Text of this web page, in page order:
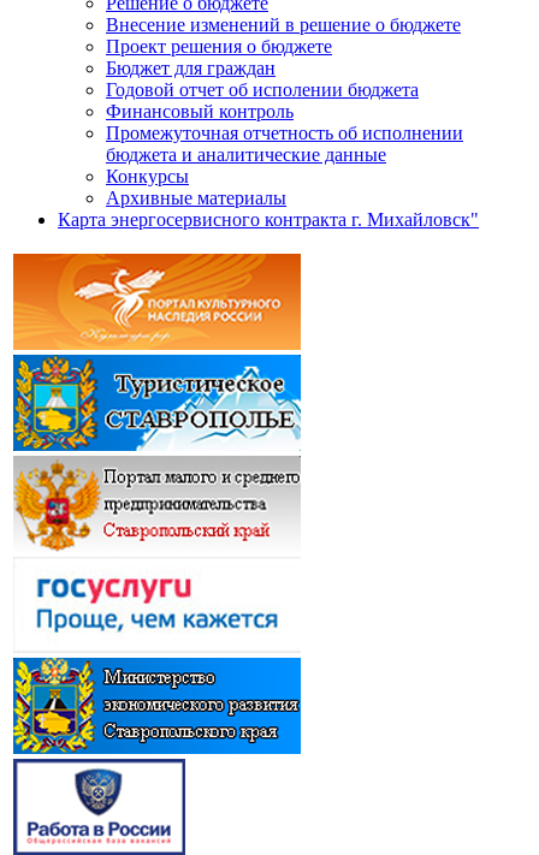
Внесение изменений в решение о бюджете
Проект решения о бюджете
Бюджет для граждан
Годовой отчет об исполении бюджета
Финансовый контроль
Промежуточная отчетность об исполнении
бюджета и аналитические данные
Конкурсы
Архивные материалы
Карта энергосервисного контракта г. Михайловск"